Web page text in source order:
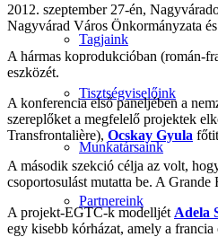
Tagjaink
Tisztségviselőink
Munkatársaink
Partnereink
2012. szeptember 27-én,
Nagyvárad Város Önkormányzata
A hármas koprodukcióban (román-
eszközét.
A konferencia első paneljében a
szereplőket a megfelelő projektek
Transfrontalière), Ocskay Gyula
A második szekció célja az volt,
csoportosulást mutatta be. A
A projekt-EGTC-k modelljét Adela
egy kisebb kórházat, amely a francia